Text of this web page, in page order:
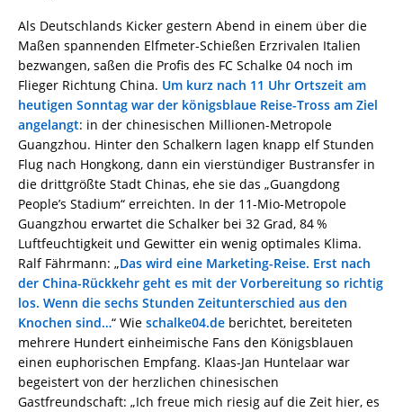
Als Deutschlands Kicker gestern Abend in einem über die
Maßen spannenden Elfmeter-Schießen Erzrivalen Italien
bezwangen, saßen die Profis des FC Schalke 04 noch im
Flieger Richtung China. Um kurz nach 11 Uhr Ortszeit am
heutigen Sonntag war der königsblaue Reise-Tross am Ziel
angelangt: in der chinesischen Millionen-Metropole
Guangzhou. Hinter den Schalkern lagen knapp elf Stunden
Flug nach Hongkong, dann ein vierstündiger Bustransfer in
die drittgrößte Stadt Chinas, ehe sie das „Guangdong
People’s Stadium“ erreichten. In der 11-Mio-Metropole
Guangzhou erwartet die Schalker bei 32 Grad, 84 %
Luftfeuchtigkeit und Gewitter ein wenig optimales Klima.
Ralf Fährmann: „Das wird eine Marketing-Reise. Erst nach
der China-Rückkehr geht es mit der Vorbereitung so richtig
los. Wenn die sechs Stunden Zeitunterschied aus den
Knochen sind…“ Wie schalke04.de berichtet, bereiteten
mehrere Hundert einheimische Fans den Königsblauen
einen euphorischen Empfang. Klaas-Jan Huntelaar war
begeistert von der herzlichen chinesischen
Gastfreundschaft: „Ich freue mich riesig auf die Zeit hier, es